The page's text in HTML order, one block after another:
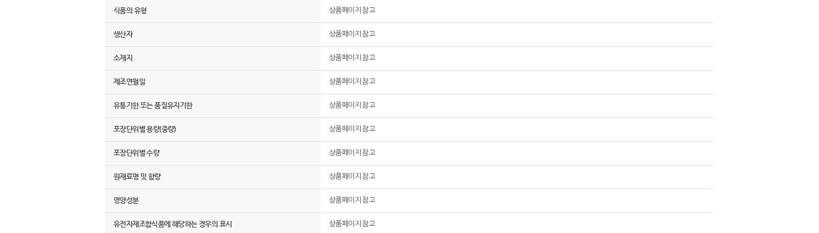
식품의 유형 상품페이지 참고
생산자 상품페이지 참고
소재지 상품페이지 참고
제조연월일 상품페이지 참고
유통기한 또는 품질유지기한 상품페이지 참고
포장단위별 용량(중량) 상품페이지 참고
포장단위별 수량 상품페이지 참고
원재료명 및 함량 상품페이지 참고
영양성분 상품페이지 참고
유전자재조합식품에 해당하는 경우의 표시 상품페이지 참고